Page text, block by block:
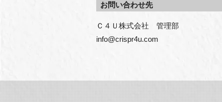
お問い合わせ先
Ｃ４Ｕ株式会社　管理部
info@crispr4u.com